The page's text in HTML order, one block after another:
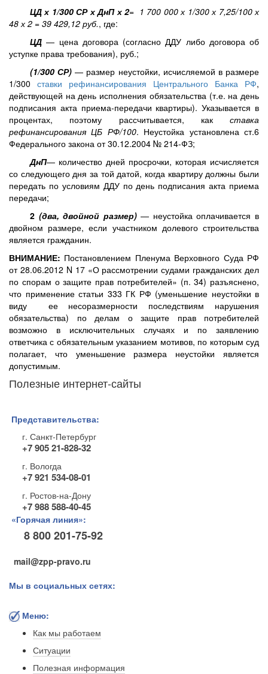
ЦДх 1/300 СРх ДнП х 2= 1 700 000 х 1/300 х 7,25/100 х
48 х 2 = 39 429,12 руб., где:
ЦД— цена договора (согласно ДДУ либо договора об
уступке права требования), руб.;
(1/300 СР)— размер неустойки, исчисляемой в размере
1/300 ставки рефинансирования Центрального Банка РФ,
действующей на день исполнения обязательства (т.е. на день
подписания акта приема-передачи квартиры). Указывается в
процентах, поэтому рассчитывается, как ставка
рефинансирования ЦБ РФ/100. Неустойка установлена ст.6
Федерального закона от 30.12.2004 № 214-ФЗ;
ДнП— количество дней просрочки, которая исчисляется
со следующего дня за той датой, когда квартиру должны были
передать по условиям ДДУ по день подписания акта приема
передачи;
2 (два, двойной размер)— неустойка оплачивается в
двойном размере, если участником долевого строительства
является гражданин.
ВНИМАНИЕ: Постановлением Пленума Верховного Суда РФ
от 28.06.2012 N 17 «О рассмотрении судами гражданских дел
по спорам о защите прав потребителей» (п. 34) разъяснено,
что применение статьи 333 ГК РФ (уменьшение неустойки в
виду ее несоразмерности последствиям нарушения
обязательства) по делам о защите прав потребителей
возможно в исключительных случаях и по заявлению
ответчика с обязательным указанием мотивов, по которым суд
полагает, что уменьшение размера неустойки является
допустимым.
Полезные интернет-сайты
Представительства:
г. Санкт-Петербург
+7 905 21-828-32
г. Вологда
+7 921 534-08-01
г. Ростов-на-Дону
+7 988 588-40-45
«Горячая линия»:
8 800 201-75-92
mail@zpp-pravo.ru
Мы в социальных сетях:
Меню:
Как мы работаем
Ситуации
Полезная информация